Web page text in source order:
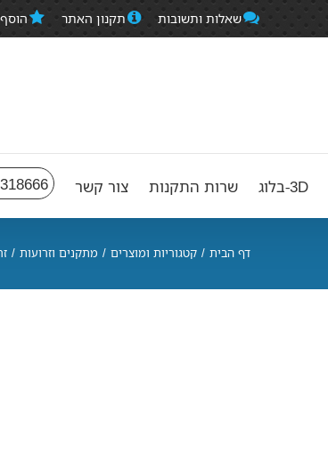
שאלות ותשובות תקנון האתר
3D-בלוג שרות התקנות צור קשר
דף הבית / קטגוריות ומוצרים / מתקנים וזרועות /